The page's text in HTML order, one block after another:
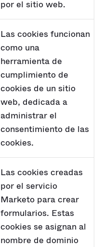
por el sitio web.
Las cookies funcionan
como una
herramienta de
cumplimiento de
cookies de un sitio
web, dedicada a
administrar el
consentimiento de las
cookies.
Las cookies creadas
por el servicio
Marketo para crear
formularios. Estas
cookies se asignan al
nombre de dominio